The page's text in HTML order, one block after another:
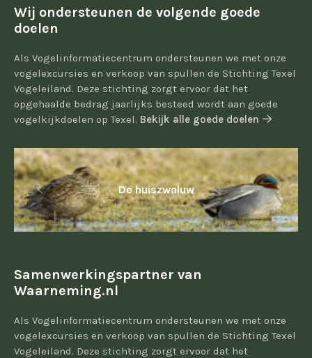
Wij ondersteunen de volgende goede
doelen
Als Vogelinformatiecentrum ondersteunen we met onze
vogelexcursies en verkoop van spullen de Stichting Texel
Vogeleiland. Deze stichting zorgt ervoor dat het
opgehaalde bedrag jaarlijks besteed wordt aan goede
vogelkijkdoelen op Texel. Bekijk alle goede doelen
De huiszwaluw
Samenwerkingspartner van
Waarneming.nl
Als Vogelinformatiecentrum ondersteunen we met onze
vogelexcursies en verkoop van spullen de Stichting Texel
Vogeleiland. Deze stichting zorgt ervoor dat het